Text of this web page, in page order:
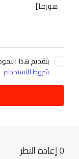
بتقديم هذا
شروط الاستخدام
0 إعادة النظر